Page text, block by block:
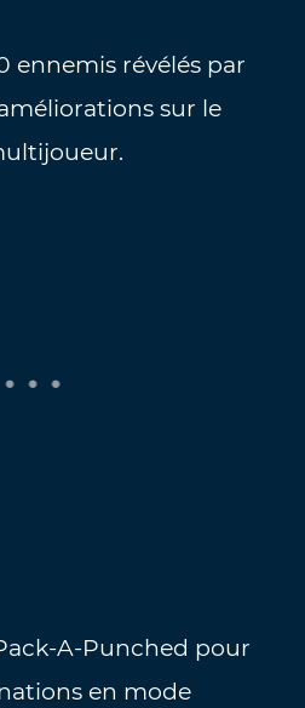
ennemis révélés par
sur le
A-Punched pour
en mode